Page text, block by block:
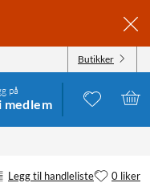
Butikker
på
medlem
Legg til handleliste 0 liker